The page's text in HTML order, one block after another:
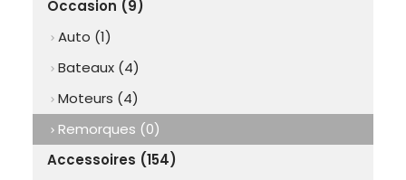
Occasion (9)
chevron_right Auto (1)
chevron_right Bateaux (4)
chevron_right Moteurs (4)
chevron_right Remorques (0)
Accessoires (154)